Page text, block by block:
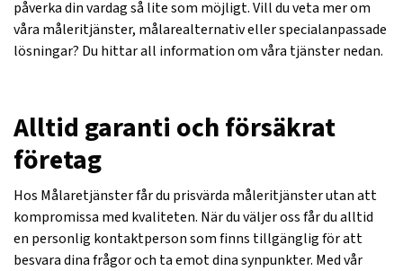
påverka din vardag så lite som möjligt. Vill du veta mer om
våra måleritjänster, målarealternativ eller specialanpassade
lösningar? Du hittar all information om våra tjänster nedan.
Alltid garanti och försäkrat
företag
Hos Målaretjänster får du prisvärda måleritjänster utan att
kompromissa med kvaliteten. När du väljer oss får du alltid
en personlig kontaktperson som finns tillgänglig för att
besvara dina frågor och ta emot dina synpunkter. Med vår